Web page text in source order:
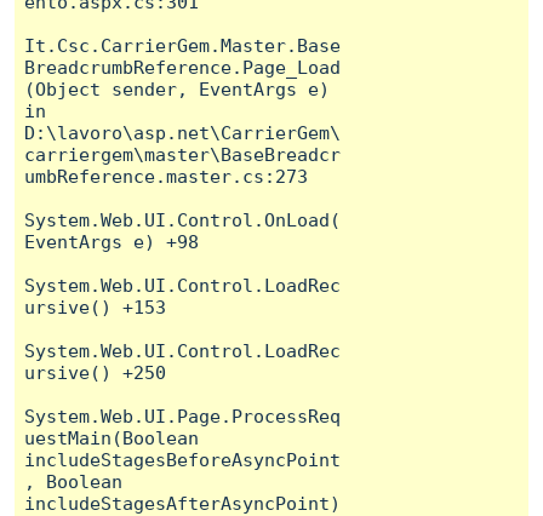
It.Csc.CarrierGem.Master.Base
BreadcrumbReference.Page_Load
(Object sender, EventArgs e)
in
D:\lavoro\asp.net\CarrierGem\
carriergem\master\BaseBreadcr
umbReference.master.cs:273
System.Web.UI.Control.OnLoad(
EventArgs e) +98
System.Web.UI.Control.LoadRec
ursive() +153
System.Web.UI.Control.LoadRec
ursive() +250
System.Web.UI.Page.ProcessReq
uestMain(Boolean
includeStagesBeforeAsyncPoint
, Boolean
includeStagesAfterAsyncPoint)